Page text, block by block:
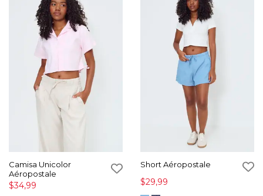
Camisa Unicolor
Aéropostale
$34,99
Short Aéropostale
$29,99